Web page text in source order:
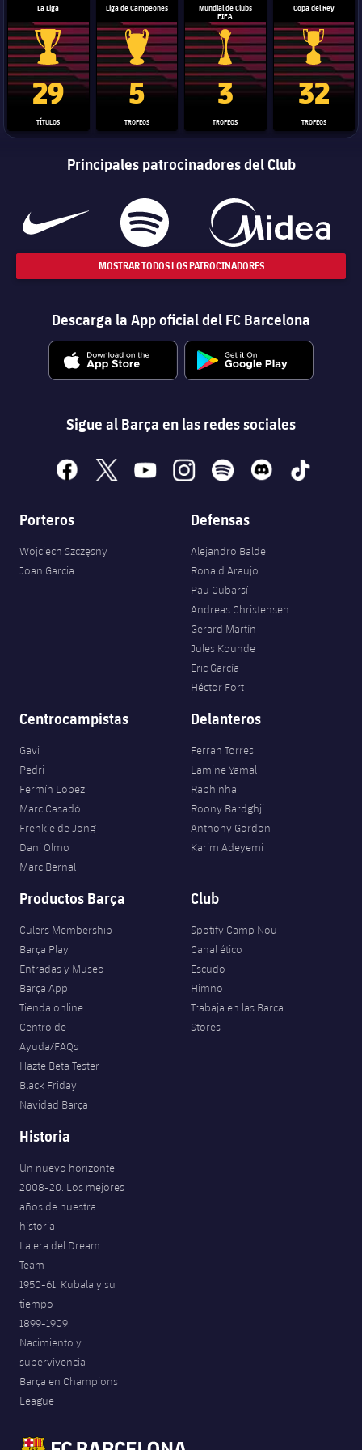
La Liga
Trofeo de La Liga
29
TÍTULOS
Liga de Campeones
Trofeo de la Liga de Campeones
5
TROFEOS
Mundial de Clubs
FIFA
Trofeo del Mundial de
3
TROFEOS
Copa del Rey
Copa del
32
TROFEOS
Principales patrocinadores del Club
MOSTRAR TODOS LOS PATROCINADORES
Descarga la App oficial del FC Barcelona
Sigue al Barça en las redes sociales
facebook
x youtubeinstagramspotify discord tiktok
Porteros
Wojciech Szczęsny
Joan Garcia
Defensas
Alejandro Balde
Ronald Araujo
Pau Cubarsí
Andreas Christensen
Gerard Martín
Jules Kounde
Eric García
Héctor Fort
Centrocampistas
Gavi
Pedri
Fermín López
Marc Casadó
Frenkie de Jong
Dani Olmo
Marc Bernal
Delanteros
Ferran Torres
Lamine Yamal
Raphinha
Roony Bardghji
Anthony Gordon
Karim Adeyemi
Productos Barça
Culers Membership
Barça Play
Entradas y Museo
Barça App
Tienda online
Centro de
Ayuda/FAQs
Hazte Beta Tester
Black Friday
Navidad Barça
Club
Spotify Camp Nou
Canal ético
Escudo
Himno
Trabaja en las Barça
Stores
Historia
Un nuevo horizonte
2008-20. Los mejores
años de nuestra
historia
La era del Dream
Team
1950-61. Kubala y su
tiempo
1899-1909.
Nacimiento y
supervivencia
Barça en Champions
League